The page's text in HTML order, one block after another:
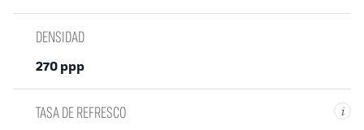
DENSIDAD
270 ppp
i
TASA DE REFRESCO